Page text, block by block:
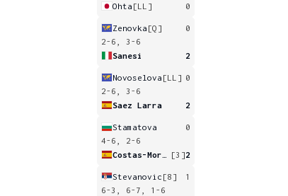
Ohta [LL] 0
Zenovka [Q]
0
2-6, 3-6
Sanesi
2
Novoselova [LL] 0
2-6, 3-6
Saez Larra
2
Stamatova
0
4-6, 2-6
[3]2
Stevanovic [8]
1
6-3, 6-7, 1-6